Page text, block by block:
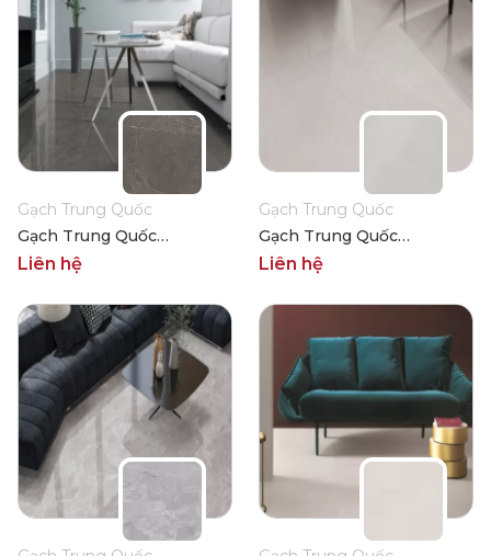
Gạch Trung Quốc
Gạch Trung Quốc
HLTQ88006EL
Liên hệ
Gạch Trung Quốc
Gạch Trung Quốc
HLTQ88009EL
Liên hệ